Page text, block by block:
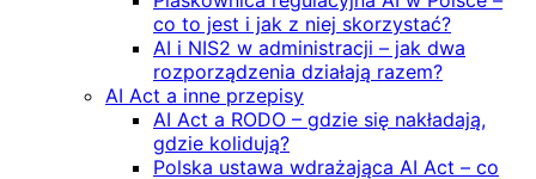
co to jest i jak z niej skorzystać?
AI i NIS2 w administracji – jak dwa
rozporządzenia działają razem?
AI Act a inne przepisy
AI Act a RODO – gdzie się nakładają,
gdzie kolidują?
Polska ustawa wdrażająca AI Act – co